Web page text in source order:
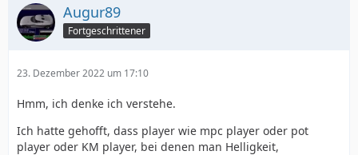
Augur89
Fortgeschrittener
23. Dezember 2022 um 17:10
Hmm, ich denke ich verstehe.
Ich hatte gehofft, dass player wie mpc player oder pot
player oder KM player, bei denen man Helligkeit,